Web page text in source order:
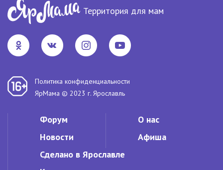
Территория для мам
Политика конфиденциальности
ЯрМама © 2023 г. Ярославль
Форум
Новости
О нас
Афиша
Сделано в Ярославле